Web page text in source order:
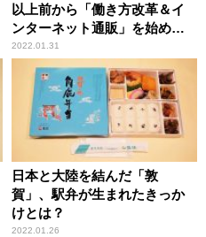
以上前から「働き方改革＆イ
ンターネット通販」を始めた
理由
2022.01.31
日本と大陸を結んだ「敦
賀」、駅弁が生まれたきっか
けとは？
2022.01.26